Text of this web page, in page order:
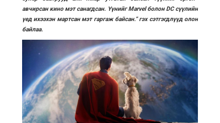
авчирсан кино мэт санагдсан. Үүнийг Marvelболон DC сүүлийн
үед ихээхэн мартсан мэтгаргажбайсан.” гэх сэтгэгдлүүд олон
байлаа.